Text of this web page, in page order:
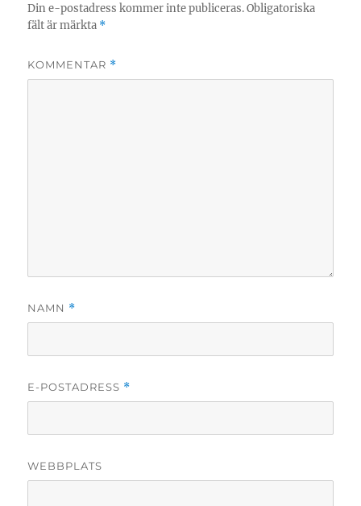
Din e-postadress kommer inte publiceras. Obligatoriska
fält är märkta *
KOMMENTAR *
NAMN *
E-POSTADRESS *
WEBBPLATS